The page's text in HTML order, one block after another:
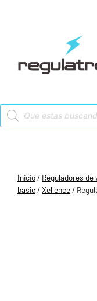
Products
search
Inicio/ Reguladores de
basic/Xellence/